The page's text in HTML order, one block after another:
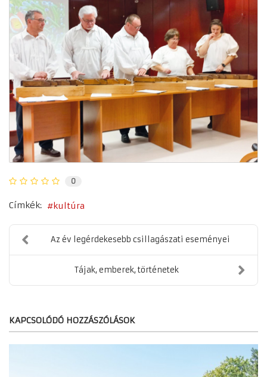
0
Címkék: kultúra
Az év legérdekesebb csillagászati eseményei
Tájak, emberek, történetek
KAPCSOLÓDÓ HOZZÁSZÓLÁSOK